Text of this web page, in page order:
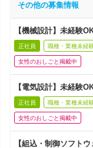
その他の募集情報
【機械設計】未経験
正社員 職種・業種未経
女性のおしごと掲載中
【電気設計】未経験
正社員 職種・業種未経
女性のおしごと掲載中
【組込・制御ソフト